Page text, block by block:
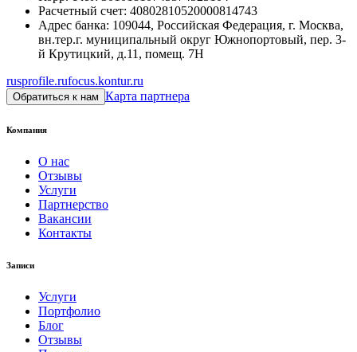
Расчетный счет: 40802810520000814743
Адрес банка: 109044, Российская Федерация, г. Москва,
вн.тер.г. муниципальный округ Южнопортовый, пер. 3-
й Крутицкий, д.11, помещ. 7Н
rusprofile.rufocus.kontur.ru
Обратиться к нам Карта партнера
Компания
О нас
Отзывы
Услуги
Партнерство
Вакансии
Контакты
Записи
Услуги
Портфолио
Блог
Отзывы